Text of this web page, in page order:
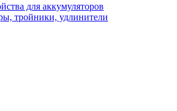
для аккумуляторов
тройники, удлинители